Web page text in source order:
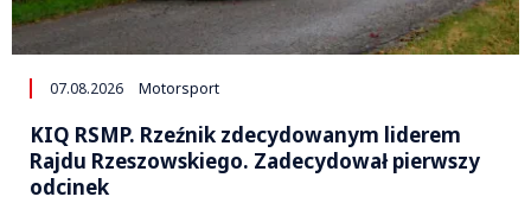
07.08.2026 Motorsport
KIQ RSMP. Rzeźnik zdecydowanym liderem
Rajdu Rzeszowskiego. Zadecydował pierwszy
odcinek